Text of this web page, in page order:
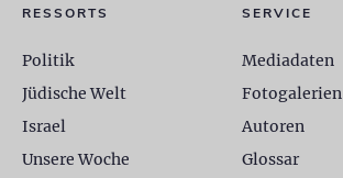
RESSORTS
Politik
Jüdische Welt
Israel
Unsere Woche
SERVICE
Mediadaten
Fotogalerien
Autoren
Glossar